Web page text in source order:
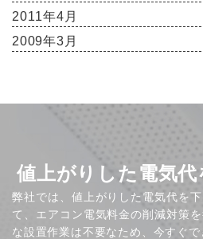
2011年4月
2009年3月
値上がりした電気
弊社では、値上がりした電気代を
て、エアコン電気料金の削減対策
な設置作業は不要なため、今すぐで